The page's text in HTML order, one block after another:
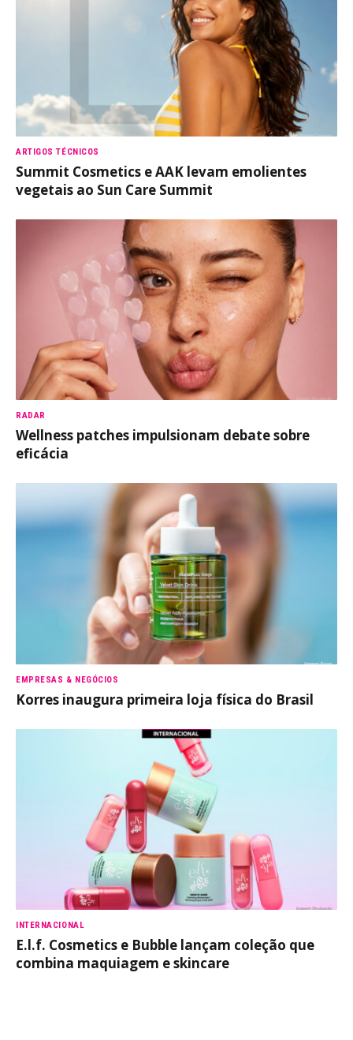
ARTIGOS TÉCNICOS
Summit Cosmetics e AAK levam emolientes
vegetais ao Sun Care Summit
RADAR
Wellness patches impulsionam debate sobre
eficácia
EMPRESAS & NEGÓCIOS
Korres inaugura primeira loja física do Brasil
INTERNACIONAL
E.l.f. Cosmetics e Bubble lançam coleção que
combina maquiagem e skincare